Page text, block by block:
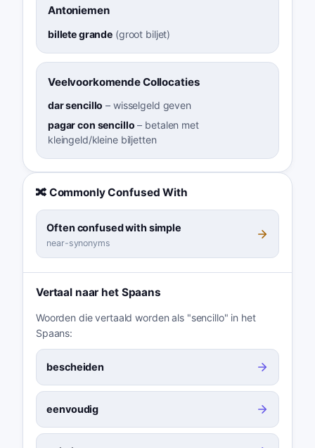
Antoniemen
billete grande (groot biljet)
Veelvoorkomende Collocaties
dar sencillo – wisselgeld geven
pagar con sencillo – betalen met
kleingeld/kleine biljetten
🔀 Commonly Confused With
Often confused with simple
near-synonyms
Vertaal naar het Spaans
Woorden die vertaald worden als "sencillo" in het
Spaans:
bescheiden
eenvoudig